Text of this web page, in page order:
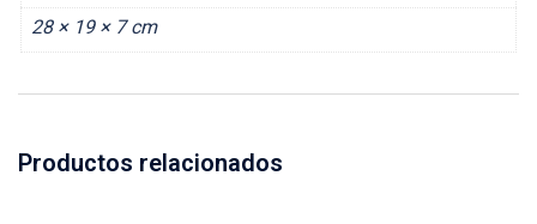
28 × 19 × 7 cm
Productos relacionados